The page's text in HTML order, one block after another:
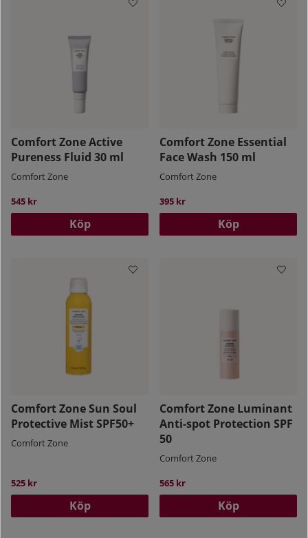
Comfort Zone Active
Pureness Fluid 30 ml
Comfort Zone
545 kr
Köp
Comfort Zone Essential
Face Wash 150 ml
Comfort Zone
395 kr
Köp
Comfort Zone Sun Soul
Protective Mist SPF50+
Comfort Zone
525 kr
Köp
Comfort Zone Luminant
Anti-spot Protection SPF
50
Comfort Zone
565 kr
Köp